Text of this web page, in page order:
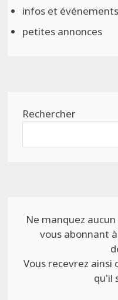
infos et événements
petites annonces
Rechercher
Ne manquez
vous abonnant
Vous recevrez ainsi
qu'il